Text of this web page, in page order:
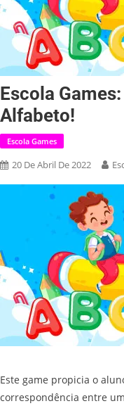
Escola
Alfabeto!
Escola Games
20 De Abril De 2022
Este game propicia o
correspondência entre